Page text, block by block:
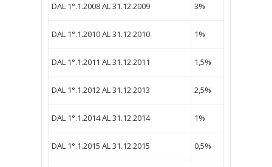
DAL 1°.1.2008 AL 31.12.2009 3%
DAL 1°.1.2010 AL 31.12.2010 1%
DAL 1°.1.2011 AL 31.12.2011 1,5%
DAL 1°.1.2012 AL 31.12.2013 2,5%
DAL 1°.1.2014 AL 31.12.2014 1%
DAL 1°.1.2015 AL 31.12.2015 0,5%